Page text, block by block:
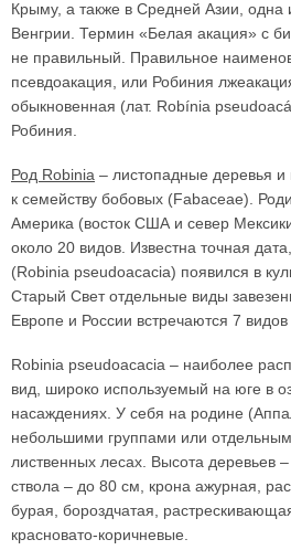
Крыму, а также в Средней Азии, одна
Венгрии. Термин «Белая акация» с
не правильный. Правильное
псевдоакация, или Робиния
обыкновенная (лат. Robínia
Робиния.
Род Robinia – листопадные деревья и
к семейству бобовых (Fabaceae).
Америка (восток США и север
около 20 видов. Известна точная
(Robinia pseudoacacia) появился в
Старый Свет отдельные виды
Европе и России встречаются 7 видов
Robinia pseudoacacia – наиболее
вид, широко используемый на юге в
насаждениях. У себя на родине
небольшими группами или
лиственных лесах. Высота деревьев
ствола – до 80 см, крона ажурная,
бурая, бороздчатая,
красновато-коричневые.